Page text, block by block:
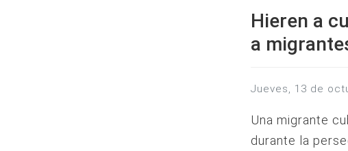
Hieren a
a
jueves, 13 de
Una migrante
durante la